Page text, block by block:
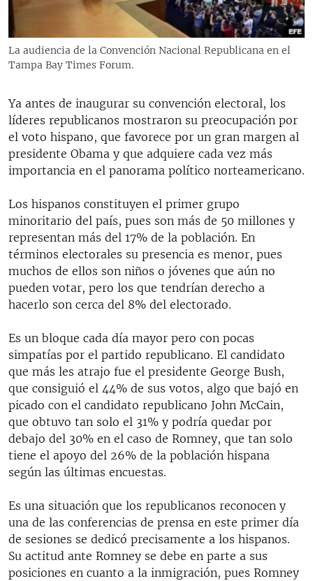
RADIO MARTÍ
ESPECIALES
ESPECIALES
SER VIEJO EN CUBA
KENTU-CUBANO
LOS SANTOS DE HIALEAH
LA INVASIÓN DE RUSIA A UCRANIA
MULTIMEDIA
SÍGUENOS
La audiencia de la Convención Nacional Republicana en el
Tampa Bay Times Forum.
Ya antes de inaugurar su convención electoral, los
líderes republicanos mostraron su preocupación por
el voto hispano, que favorece por un gran margen al
presidente Obama y que adquiere cada vez más
importancia en el panorama político norteamericano.
Los hispanos constituyen el primer grupo
minoritario del país, pues son más de 50 millones y
representan más del 17% de la población. En
términos electorales su presencia es menor, pues
muchos de ellos son niños o jóvenes que aún no
pueden votar, pero los que tendrían derecho a
hacerlo son cerca del 8% del electorado.
Es un bloque cada día mayor pero con pocas
simpatías por el partido republicano. El candidato
que más les atrajo fue el presidente George Bush,
que consiguió el 44% de sus votos, algo que bajó en
picado con el candidato republicano John McCain,
que obtuvo tan solo el 31% y podría quedar por
debajo del 30% en el caso de Romney, que tan solo
tiene el apoyo del 26% de la población hispana
según las últimas encuestas.
Es una situación que los republicanos reconocen y
una de las conferencias de prensa en este primer día
de sesiones se dedicó precisamente a los hispanos.
Su actitud ante Romney se debe en parte a sus
posiciones en cuanto a la inmigración, pues Romney